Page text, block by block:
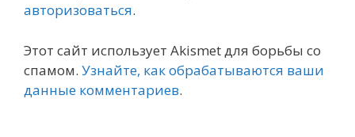
авторизоваться.
Этот сайт использует Akismet для борьбы со
спамом. Узнайте, как обрабатываются ваши
данные комментариев.